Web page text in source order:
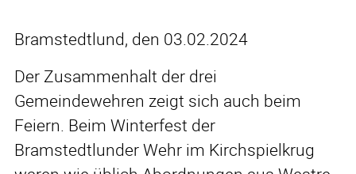
Bramstedtlund, den 03.02.2024
Der Zusammenhalt der drei
Gemeindewehren zeigt sich auch beim
Feiern. Beim Winterfest der
Bramstedtlunder Wehr im Kirchspielkrug